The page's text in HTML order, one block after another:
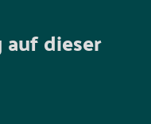
auf dieser